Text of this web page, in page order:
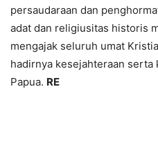
persaudaraan dan
adat dan religiusitas historis
mengajak seluruh umat
hadirnya kesejahteraan serta
Papua. RE